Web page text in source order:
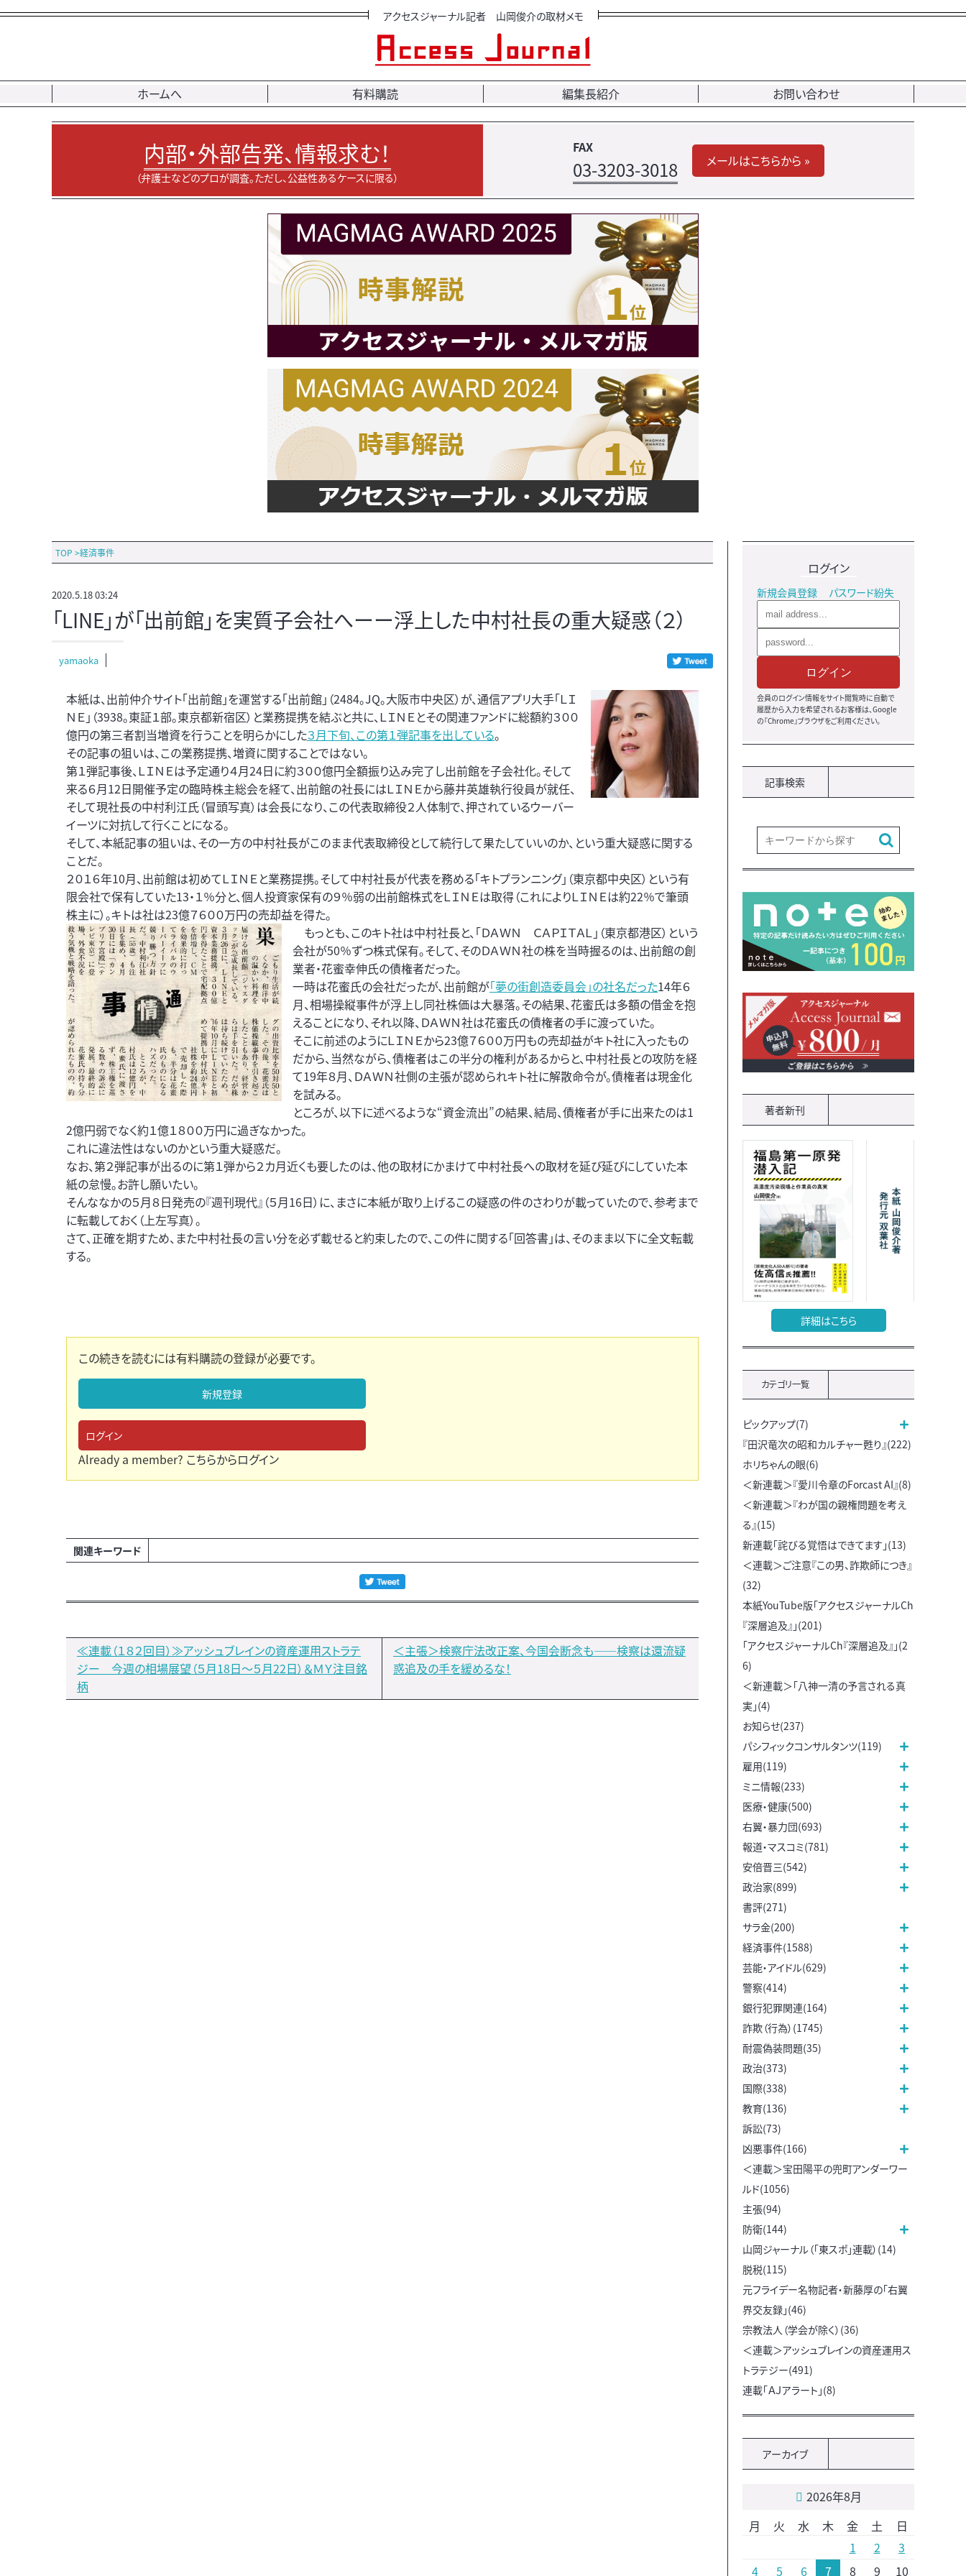
アクセスジャーナル記者 山岡俊介の取材メモ
ホームへ 有料購読 編集長紹介 お問い合わせ
内部・外部告発、情報求む！
（弁護士などのプロが調査。ただし、公益性あるケースに限る）
FAX
03-3203-3018 メールはこちらから »
TOP >経済事件
2020.5.18 03:24
「LINE」が「出前館」を実質子会社へーー浮上した中村社長の重大疑惑（２）
yamaoka
本紙は、出前仲介サイト「出前館」を運営する「出前館」（2484。JQ。大阪市中央区）が、通信アプリ大手「ＬＩ
ＮＥ」（3938。東証１部。東京都新宿区）と業務提携を結ぶと共に、ＬＩＮＥとその関連ファンドに総額約３００
億円の第三者割当増資を行うことを明らかにした３月下旬、この第１弾記事を出している。
その記事の狙いは、この業務提携、増資に関することではない。
第１弾記事後、ＬＩＮＥは予定通り４月24日に約３００億円全額振り込み完了し出前館を子会社化。そして
来る６月12日開催予定の臨時株主総会を経て、出前館の社長にはＬＩＮＥから藤井英雄執行役員が就任、
そして現社長の中村利江氏（冒頭写真）は会長になり、この代表取締役２人体制で、押されているウーバー
イーツに対抗して行くことになる。
そして、本紙記事の狙いは、その一方の中村社長がこのまま代表取締役として続行して果たしていいのか、という重大疑惑に関する
ことだ。
２０１６年10月、出前館は初めてＬＩＮＥと業務提携。そして中村社長が代表を務める「キトプランニング」（東京都中央区）という有
限会社で保有していた13・１％分と、個人投資家保有の９％弱の出前館株式をＬＩＮＥは取得（これによりＬＩＮＥは約22％で筆頭
株主に）。キトは社は23億７６００万円の売却益を得た。
もっとも、このキト社は中村社長と、「ＤＡＷＮ ＣＡＰＩＴＡＬ」（東京都港区）という
会社が50％ずつ株式保有。そして、そのＤＡＷＮ社の株を当時握るのは、出前館の創
業者・花蜜幸伸氏の債権者だった。
一時は花蜜氏の会社だったが、出前館が「夢の街創造委員会」の社名だった14年６
月、相場操縦事件が浮上し同社株価は大暴落。その結果、花蜜氏は多額の借金を抱
えることになり、それ以降、ＤＡＷＮ社は花蜜氏の債権者の手に渡っていた。
そこに前述のようにＬＩＮＥから23億７６００万円もの売却益がキト社に入ったもの
だから、当然ながら、債権者はこの半分の権利があるからと、中村社長との攻防を経
て19年８月、ＤＡＷＮ社側の主張が認められキト社に解散命令が。債権者は現金化
を試みる。
ところが、以下に述べるような“資金流出”の結果、結局、債権者が手に出来たのは1
2億円弱でなく約１億１８００万円に過ぎなかった。
これに違法性はないのかという重大疑惑だ。
なお、第２弾記事が出るのに第１弾から２カ月近くも要したのは、他の取材にかまけて中村社長への取材を延び延びにしていた本
紙の怠慢。お許し願いたい。
そんななかの５月８日発売の『週刊現代』（５月16日）に、まさに本紙が取り上げるこの疑惑の件のさわりが載っていたので、参考まで
に転載しておく（上左写真）。
さて、正確を期すため、また中村社長の言い分を必ず載せると約束したので、この件に関する「回答書」は、そのまま以下に全文転載
する。
この続きを読むには有料購読の登録が必要です。
新規登録
ログイン
Already a member? こちらからログイン
関連キーワード
≪連載（１８２回目）≫アッシュブレインの資産運用ストラテ
ジー 今週の相場展望（５月18日～５月22日）＆ＭＹ注目銘
柄
＜主張＞検察庁法改正案、今国会断念も――検察は還流疑
惑追及の手を緩めるな！
ログイン
新規会員登録 パスワード紛失
ログイン
会員のログイン情報をサイト閲覧時に自動で
履歴から入力を希望されるお客様は、Google
の『Chrome』ブラウザをご利用ください。
記事検索
著者新刊
詳細はこちら
カテゴリ一覧
ピックアップ(7)
『田沢竜次の昭和カルチャー甦り』(222)
ホリちゃんの眼(6)
＜新連載＞『愛川令章のForcast AI』(8)
＜新連載＞『わが国の親権問題を考え
る』(15)
新連載「詫びる覚悟はできてます」(13)
＜連載＞ご注意『この男、詐欺師につき』
(32)
本紙YouTube版「アクセスジャーナルCh
『深層追及』」(201)
「アクセスジャーナルCh『深層追及』」(2
6)
＜新連載＞「八神一清の予言される真
実」(4)
お知らせ(237)
パシフィックコンサルタンツ(119)
雇用(119)
ミニ情報(233)
医療・健康(500)
右翼・暴力団(693)
報道・マスコミ(781)
安倍晋三(542)
政治家(899)
書評(271)
サラ金(200)
経済事件(1588)
芸能・アイドル(629)
警察(414)
銀行犯罪関連(164)
詐欺（行為）(1745)
耐震偽装問題(35)
政治(373)
国際(338)
教育(136)
訴訟(73)
凶悪事件(166)
＜連載＞宝田陽平の兜町アンダーワー
ルド(1056)
主張(94)
防衛(144)
山岡ジャーナル（「東スポ」連載）(14)
脱税(115)
元フライデー名物記者・新藤厚の「右翼
界交友録」(46)
宗教法人（学会が除く）(36)
＜連載＞アッシュブレインの資産運用ス
トラテジー(491)
連載「ＡＪアラート」(8)
アーカイブ
2026年8月
月
火 水 木 金 土
日
1
2
3
4
5 6 7 8 9 10